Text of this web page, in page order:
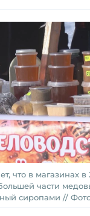
что в магазинах в
части
сиропами //